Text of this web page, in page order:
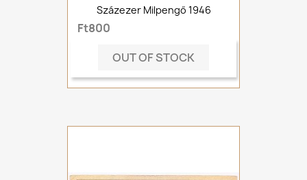
Százezer Milpengő 1946
Ft800
OUT OF STOCK